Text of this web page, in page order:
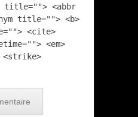
title=""> <abbr
title=""> <b>
<cite>
<em>